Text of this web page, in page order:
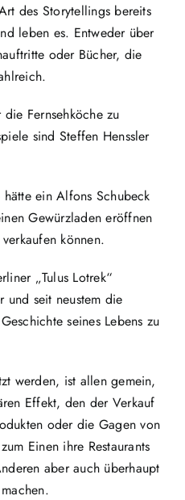
des Storytellings bereits
leben es. Entweder über
oder Bücher, die
Fernsehköche zu
sind Steffen Henssler
ein Alfons Schubeck
Gewürzladen eröffnen
können.
„Tulus Lotrek“
und seit neustem die
seines Lebens zu
werden, ist allen gemein,
Effekt, den der Verkauf
oder die Gagen von
Einen ihre Restaurants
aber auch überhaupt